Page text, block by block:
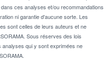
ces analyses et/ou recommandations
ni garantie d'aucune sorte. Les
sont celles de leurs auteurs et ne
Sous réserves des lois
analyses qui y sont exprimées ne